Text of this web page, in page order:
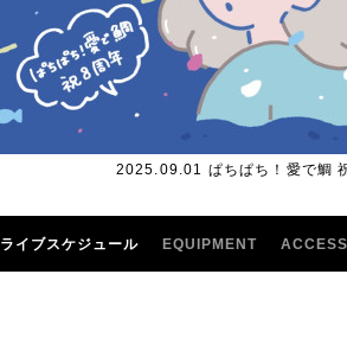
2025.09.01 ぱちぱち！愛で鯛
ライブスケジュール EQUIPMENT ACCESS